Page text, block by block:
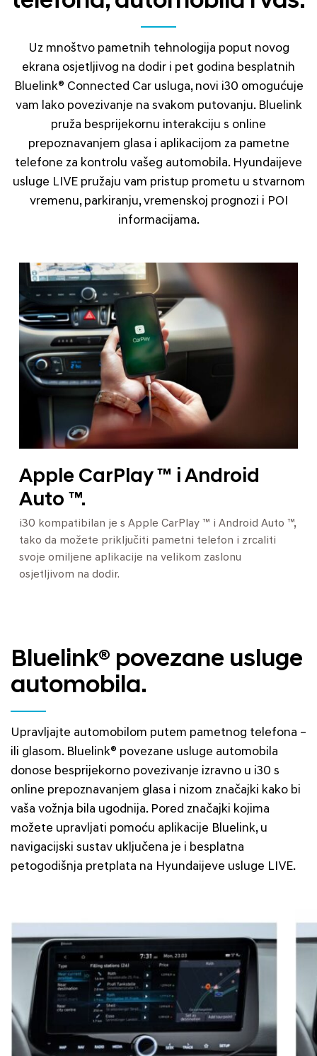
Uz mnoštvo pametnih tehnologija poput novog
ekrana osjetljivog na dodir i pet godina besplatnih
Bluelink® Connected Car usluga, novi i30 omogućuje
vam lako povezivanje na svakom putovanju. Bluelink
pruža besprijekornu interakciju s online
prepoznavanjem glasa i aplikacijom za pametne
telefone za kontrolu vašeg automobila. Hyundaijeve
usluge LIVE pružaju vam pristup prometu u stvarnom
vremenu, parkiranju, vremenskoj prognozi i POI
informacijama.
Apple CarPlay ™ i Android
Auto ™.
i30 kompatibilan je s Apple CarPlay ™ i Android Auto ™,
tako da možete priključiti pametni telefon i zrcaliti
svoje omiljene aplikacije na velikom zaslonu
osjetljivom na dodir.
Bluelink® povezane usluge
automobila.
Upravljajte automobilom putem pametnog telefona –
ili glasom. Bluelink® povezane usluge automobila
donose besprijekorno povezivanje izravno u i30 s
online prepoznavanjem glasa i nizom značajki kako bi
vaša vožnja bila ugodnija. Pored značajki kojima
možete upravljati pomoću aplikacije Bluelink, u
navigacijski sustav uključena je i besplatna
petogodišnja pretplata na Hyundaijeve usluge LIVE.